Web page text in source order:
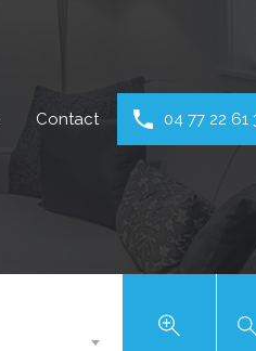
Contact 04 77 22 61